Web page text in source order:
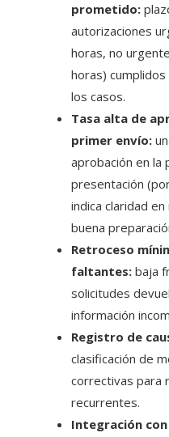
prometido:
autorizaciones
horas, no
horas)
los casos.
Tasa alta de
primer envío:
aprobación en la
presentación
indica claridad
buena
Retroceso
faltantes: baja
solicitudes
información
Registro de
clasificación de
correctivas para
recurrentes.
Integración